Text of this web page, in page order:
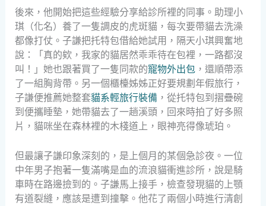
後來，他開始把這些經驗分享給診所裡的同事。助理小
琪（化名）養了一隻調皮的虎斑貓，每次要帶貓去洗澡
都像打仗。子謙把托特包借給她試用，隔天小琪興奮地
說：「真的欸，我家的貓居然乖乖待在包裡，一路都沒
叫！」她也跟著買了一隻同款的寵物外出包，還順帶添
了一組胸背帶。另一個櫃檯姊姊正好要規劃年假旅行，
子謙便推薦她整套貓系輕旅行裝備，從托特包到摺疊碗
到便攜睡墊，她帶貓去了一趟溪頭，回來時拍了好多照
片，貓咪坐在森林裡的木棧道上，眼神亮得像琥珀。
但最讓子謙印象深刻的，是上個月的某個急診夜。一位
中年男子抱著一隻滿嘴是血的流浪貓衝進診所，說是騎
車時在路邊撿到的。子謙馬上接手，檢查發現貓的上顎
有道裂縫，應該是遭到撞擊。他花了兩個小時進行清創